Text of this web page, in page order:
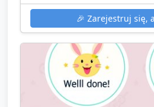
🎉 Zarejestruj się,